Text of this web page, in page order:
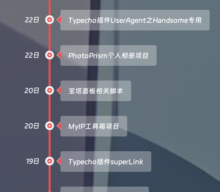
22日 Typecho插件UserAgent之Handsome专用
22日 PhotoPrism个人相册项目
20日 宝塔面板相关脚本
20日 MyIP工具箱项目
19日 Typecho插件superLink